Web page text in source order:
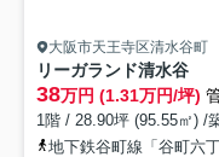
大阪市天王寺区清水谷町
リーガランド清水谷
38万円 (1.31万円/坪)
1階 / 28.90坪 (95.55㎡) /
地下鉄谷町線「谷町六